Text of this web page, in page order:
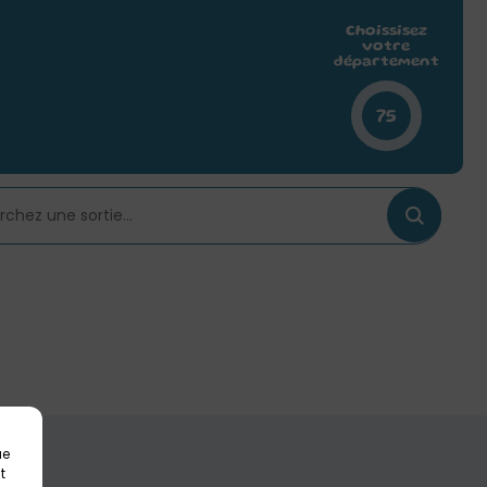
Choissisez
votre
département
75